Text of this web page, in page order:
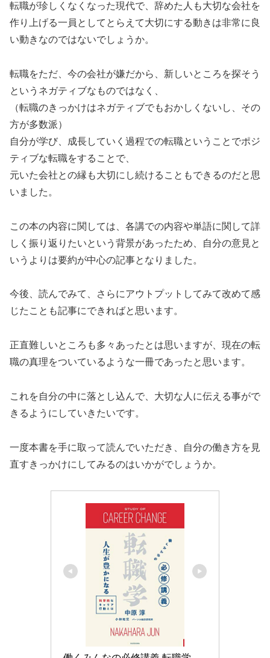
転職が珍しくなくなった現代で、辞めた人も大切な会社を
作り上げる一員としてとらえて大切にする動きは非常に良
い動きなのではないでしょうか。
転職をただ、今の会社が嫌だから、新しいところを探そう
というネガティブなものではなく、
（転職のきっかけはネガティブでもおかしくないし、その
方が多数派）
自分が学び、成長していく過程での転職ということでポジ
ティブな転職をすることで、
元いた会社との縁も大切にし続けることもできるのだと思
いました。
この本の内容に関しては、各講での内容や単語に関して詳
しく振り返りたいという背景があったため、自分の意見と
いうよりは要約が中心の記事となりました。
今後、読んでみて、さらにアウトプットしてみて改めて感
じたことも記事にできればと思います。
正直難しいところも多々あったとは思いますが、現在の転
職の真理をついているような一冊であったと思います。
これを自分の中に落とし込んで、大切な人に伝える事がで
きるようにしていきたいです。
一度本書を手に取って読んでいただき、自分の働き方を見
直すきっかけにしてみるのはいかがでしょうか。